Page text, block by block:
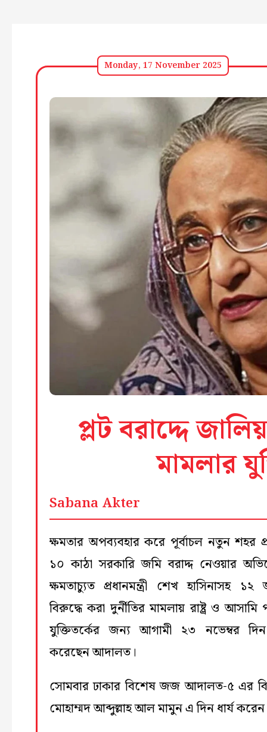
Monday, 17 November 2025
প্লট বরাদ্দে
মামলার
Sabana Akter
‎‎‎‎‎‎ক্ষমতার অপব্যবহার করে পূর্বাচল নতুন শহর
১০ কাঠা সরকারি জমি বরাদ্দ নেওয়ার
ক্ষমতাচ্যুত প্রধানমন্ত্রী শেখ হাসিনাসহ
বিরুদ্ধে করা দুর্নীতির মামলায় রাষ্ট্র ও আসামি
যুক্তিতর্কের জন্য আগামী ২৩ নভেম্বর দিন
করেছেন আদালত।
সোমবার ঢাকার বিশেষ জজ আদালত-৫ এর
মোহাম্মদ আব্দুল্লাহ আল মামুন এ দিন ধার্য